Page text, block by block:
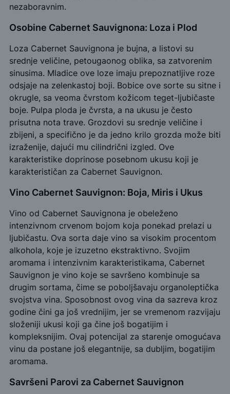
nezaboravnim.
Osobine Cabernet Sauvignona: Loza i Plod
Loza Cabernet Sauvignona je bujna, a listovi su
srednje veličine, petougaonog oblika, sa zatvorenim
sinusima. Mladice ove loze imaju prepoznatljive roze
odsjaje na zelenkastoj boji. Bobice ove sorte su sitne i
okrugle, sa veoma čvrstom kožicom teget-ljubičaste
boje. Pulpa ploda je čvrsta, a na ukusu je često
prisutna nota trave. Grozdovi su srednje veličine i
zbijeni, a specifično je da jedno krilo grozda može biti
izraženije, dajući mu cilindrični izgled. Ove
karakteristike doprinose posebnom ukusu koji je
karakterističan za Cabernet Sauvignon.
Vino Cabernet Sauvignon: Boja, Miris i Ukus
Vino od Cabernet Sauvignona je obeleženo
intenzivnom crvenom bojom koja ponekad prelazi u
ljubičastu. Ova sorta daje vino sa visokim procentom
alkohola, koje je izuzetno ekstraktivno. Svojim
aromama i intenzivnim karakteristikama, Cabernet
Sauvignon je vino koje se savršeno kombinuje sa
drugim sortama, čime se poboljšavaju organoleptička
svojstva vina. Sposobnost ovog vina da sazreva kroz
godine čini ga još vrednijim, jer se vremenom razvijaju
složeniji ukusi koji ga čine još bogatijim i
kompleksnijim. Ovaj potencijal za starenje omogućava
vinu da postane još elegantnije, sa dubljim, bogatijim
aromama.
Savršeni Parovi za Cabernet Sauvignon